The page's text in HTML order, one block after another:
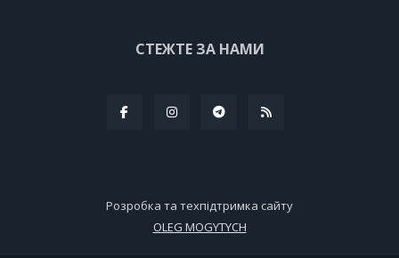
СТЕЖТЕ ЗА НАМИ
Розробка та техпідтримка сайту
OLEG MOGYTYCH